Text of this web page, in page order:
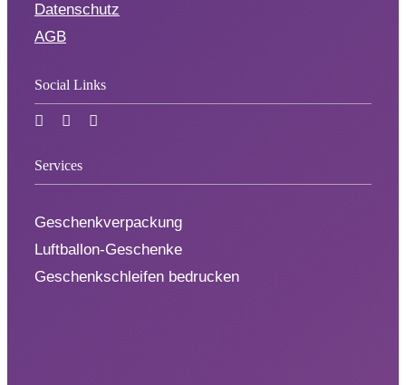
Datenschutz
AGB
Social Links
Services
Geschenkverpackung
Luftballon-Geschenke
Geschenkschleifen bedrucken